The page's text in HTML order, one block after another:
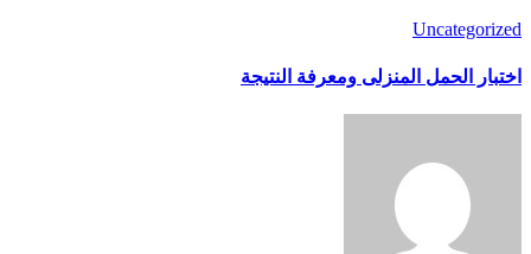
Uncategorized
اختبار الحمل المنزلى ومعرفة النتيجة